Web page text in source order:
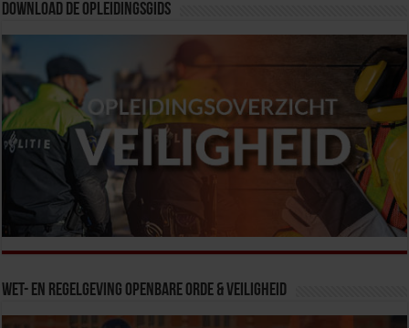
Download de opleidingsgids
Wet- en Regelgeving Openbare Orde & Veiligheid